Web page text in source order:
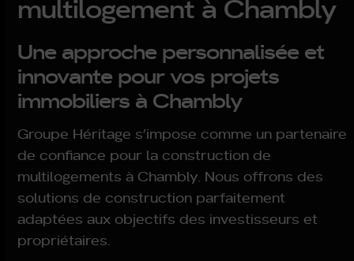
Une approche personnalisée et
innovante pour vos projets
immobiliers à Chambly
Groupe Héritage s’impose comme un partenaire
de confiance pour la construction de
multilogements à Chambly. Nous offrons des
solutions de construction parfaitement
adaptées aux objectifs des investisseurs et
propriétaires.